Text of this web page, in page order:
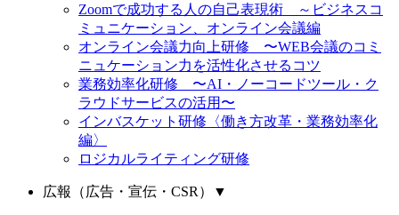
Zoomで成功する人の自己表現術 ～ビジネスコ
ミュニケーション、オンライン会議編
オンライン会議力向上研修 〜WEB会議のコミ
ニュケーション力を活性化させるコツ
業務効率化研修 〜AI・ノーコードツール・ク
ラウドサービスの活用〜
インバスケット研修〈働き方改革・業務効率化
編〉
ロジカルライティング研修
広報（広告・宣伝・CSR） ▼